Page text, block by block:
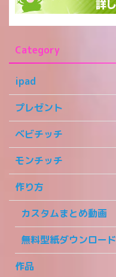
Category
ipad
プレゼント
ベビチッチ
モンチッチ
作り方
カスタムまとめ動画
無料型紙ダウンロード
作品